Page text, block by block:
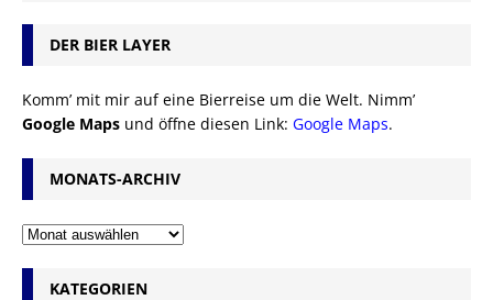
DER BIER LAYER
Komm’ mit mir auf eine Bierreise um die Welt. Nimm’
Google Maps und öffne diesen Link: Google Maps.
MONATS-ARCHIV
KATEGORIEN